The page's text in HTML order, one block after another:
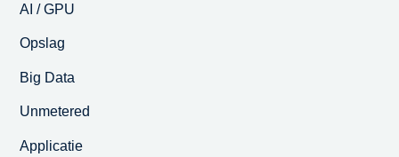
AI / GPU
Opslag
Big Data
Unmetered
Applicatie